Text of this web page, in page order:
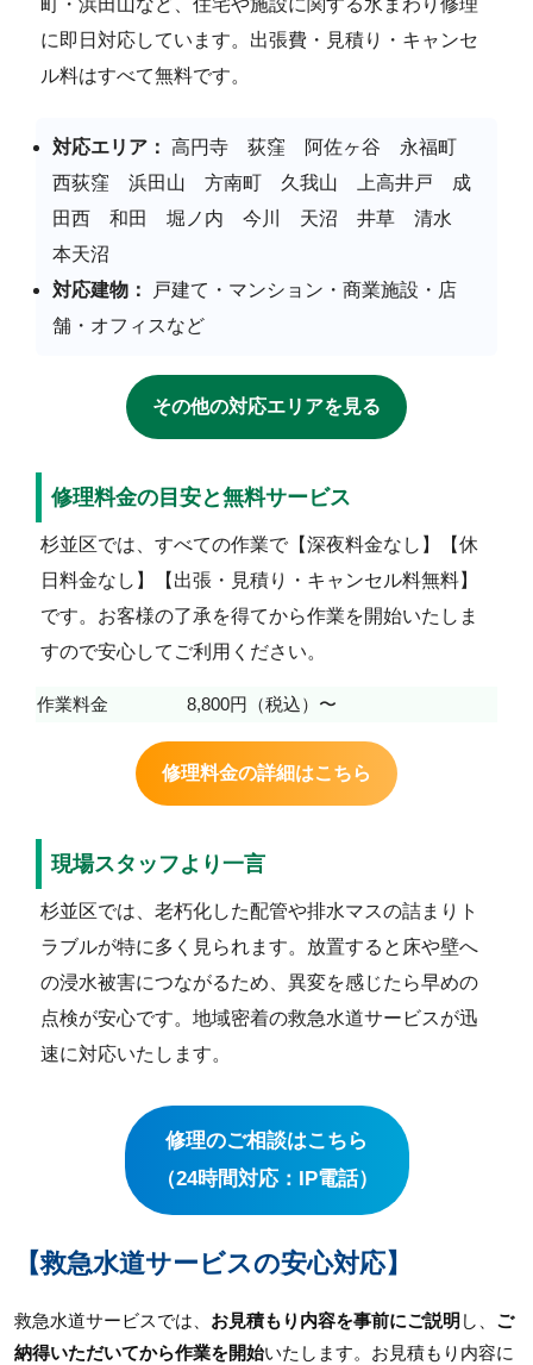
町・浜田山など、住宅や施設に関する水まわり修理
に即日対応しています。出張費・見積り・キャンセ
ル料はすべて無料です。
対応エリア： 高円寺 荻窪 阿佐ヶ谷 永福町
西荻窪 浜田山 方南町 久我山 上高井戸 成
田西 和田 堀ノ内 今川 天沼 井草 清水
本天沼
対応建物：
戸建て・マンション・商業施設・店
舗・オフィスなど
その他の対応エリアを見る
修理料金の目安と無料サービス
杉並区では、すべての作業で【深夜料金なし】【休
日料金なし】【出張・見積り・キャンセル料無料】
です。お客様の了承を得てから作業を開始いたしま
すので安心してご利用ください。
作業料金 8,800円（税込）〜
修理料金の詳細はこちら
現場スタッフより一言
杉並区では、老朽化した配管や排水マスの詰まりト
ラブルが特に多く見られます。放置すると床や壁へ
の浸水被害につながるため、異変を感じたら早めの
点検が安心です。地域密着の救急水道サービスが迅
速に対応いたします。
修理のご相談はこちら
（24時間対応：IP電話）
【救急水道サービスの安心対応】
救急水道サービスでは、 お見積もり内容を事前にご説明 し、 ご
納得いただいてから作業を開始いたします。お見積もり内容に